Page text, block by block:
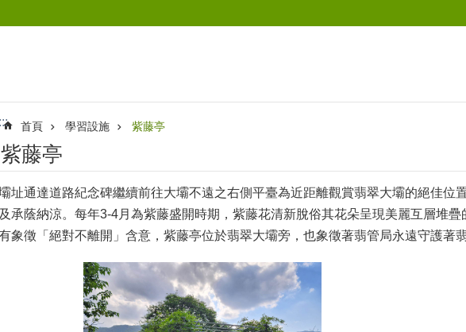
::: 首頁 學習設施 紫藤亭
紫藤亭
址通達道路紀念碑繼續前往大壩不遠之右側平臺為近距離觀賞翡翠大壩的絕佳
及承蔭納涼。每年3-4月為紫藤盛開時期，紫藤花清新脫俗其花朵呈現美麗互層堆
象徵「絕對不離開」含意，紫藤亭位於翡翠大壩旁，也象徵著翡管局永遠守護著